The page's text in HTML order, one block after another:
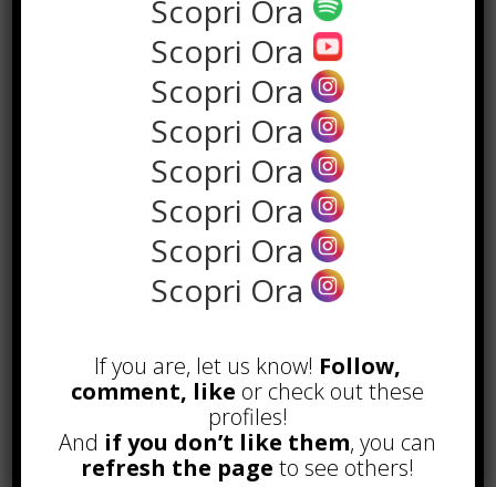
POPOLARI
Novembre 22nd, 2016
Comprare visite YouTube: i 5
vantaggi TOP!
Novembre 2nd, 2017
Scopri Ora
Scopri Ora
Scopri Ora
Scopri Ora
Scopri Ora
Scopri Ora
Scopri Ora
Scopri Ora
If you are, let us know! Follow,
comment, like or check out these
profiles!
And if you don’t like them, you can
refresh the page to see others!